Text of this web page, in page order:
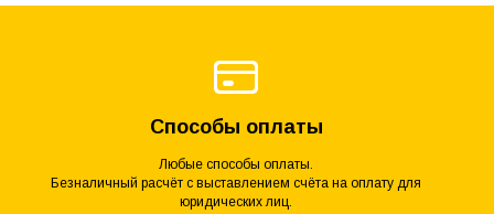
Способы оплаты
Любые способы оплаты.
Безналичный расчёт с выставлением счёта на оплату для
юридических лиц.